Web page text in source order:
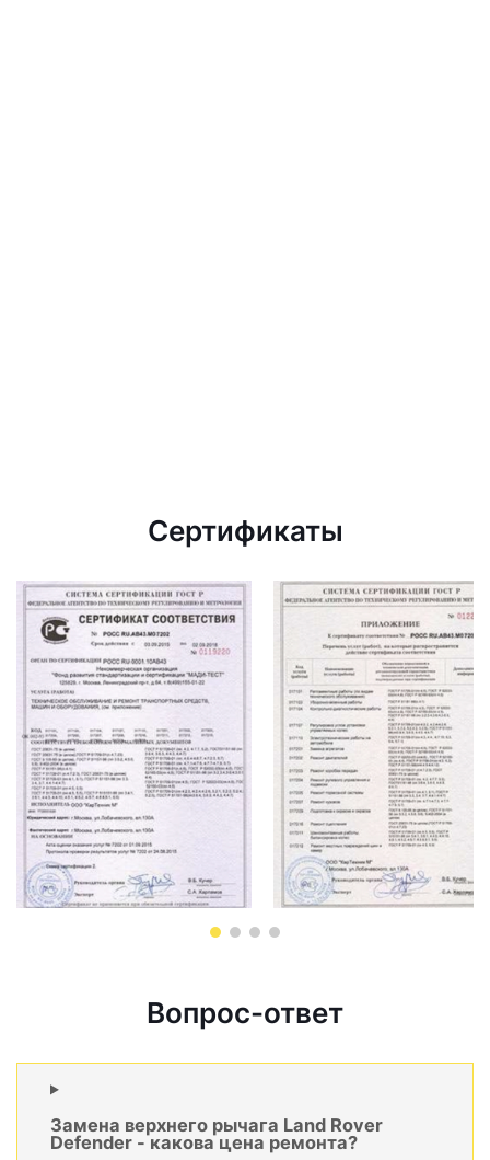
Сертификаты
Вопрос-ответ
Замена верхнего рычага Land Rover
Defender - какова цена ремонта?